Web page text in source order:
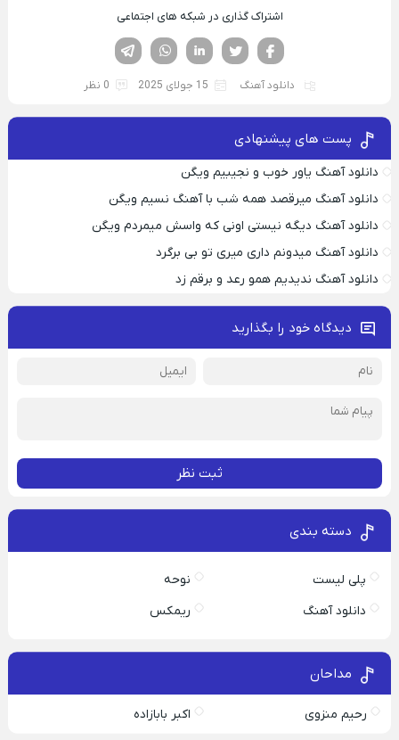
اشتراک گذاری در شبکه های اجتماعی
لینکدین تویتر
فیسوک
دانلود آهنگ 15 جولای 2025 0 نظر
پست های پیشنهادی
دانلود آهنگ یاور خوب و نجیبیم ویگن
دانلود آهنگ میرقصد همه شب با آهنگ نسیم ویگن
دانلود آهنگ دیگه نیستی اونی که واسش میمردم ویگن
دانلود آهنگ میدونم داری میری تو بی برگرد
دانلود آهنگ ندیدیم همو رعد و برقم زد
دیدگاه خود را بگذارید
ثبت نظر
دسته بندی
پلی لیست
نوحه
دانلود آهنگ
ریمکس
مداحان
رحیم منزوی اکبر بابازاده